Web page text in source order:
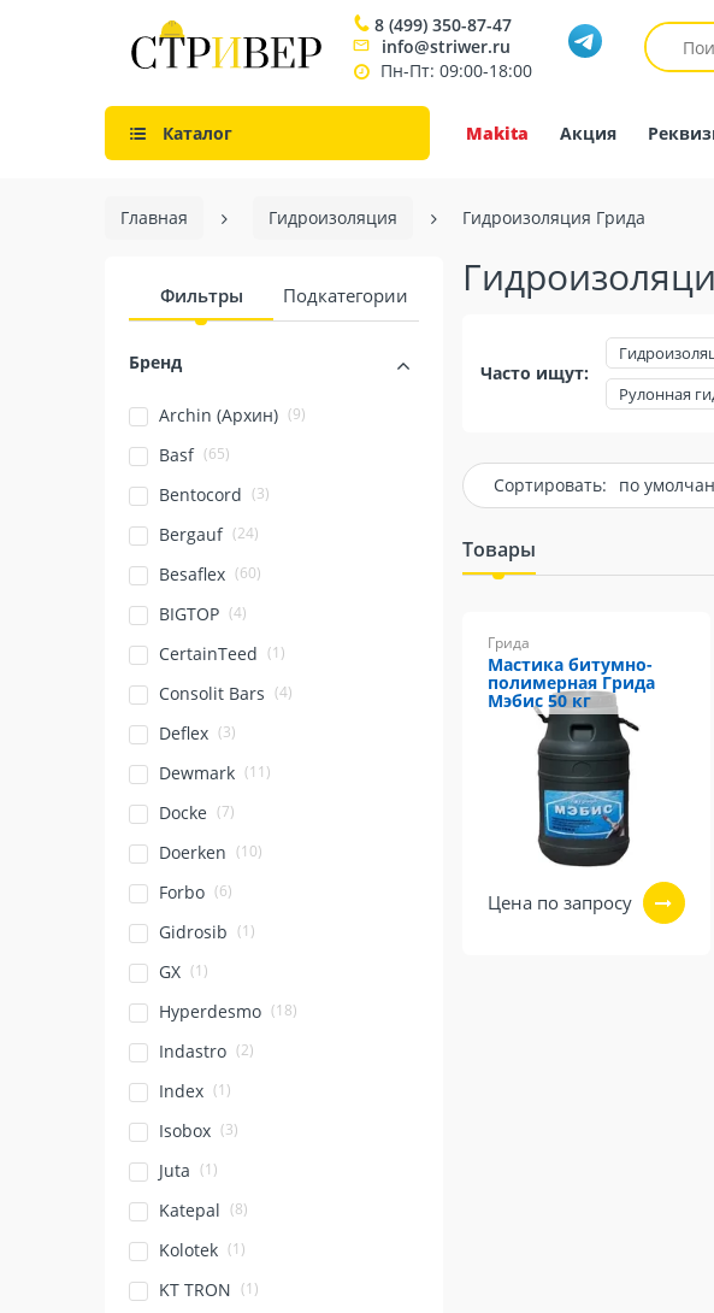
8 (499) 350-87-47
info@striwer.ru
Пн-Пт: 09:00-18:00
Каталог Makita Акция
Главная Гидроизоляция Гидроизоляция Грида
Фильтры Подкатегории
Бренд
Archin (Архин) (9)
Basf (65)
Bentocord (3)
Bergauf (24)
Besaflex (60)
BIGTOP (4)
CertainTeed (1)
Consolit Bars (4)
Deflex (3)
Dewmark (11)
Docke (7)
Doerken (10)
Forbo (6)
Gidrosib (1)
GX (1)
Hyperdesmo (18)
Indastro (2)
Index (1)
Isobox (3)
Juta (1)
Katepal (8)
Kolotek (1)
KT TRON (1)
Часто ищут:
Рулонная
Сортировать: по
Товары
Грида
Мастика битумно-
полимерная Грида
Мэбис 50 кг
Цена по запросу